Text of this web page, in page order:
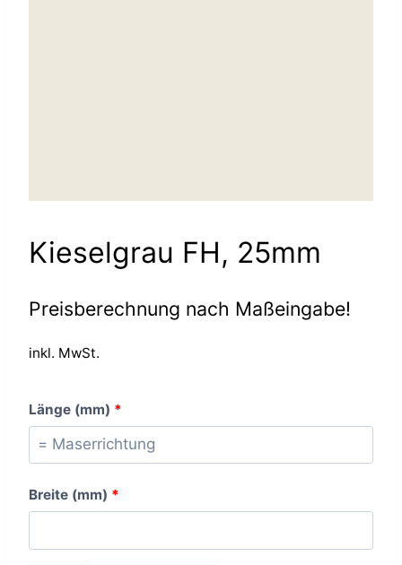
Kieselgrau FH, 25mm
Preisberechnung nach Maßeingabe!
inkl. MwSt.
Länge (mm) *
Breite (mm) *